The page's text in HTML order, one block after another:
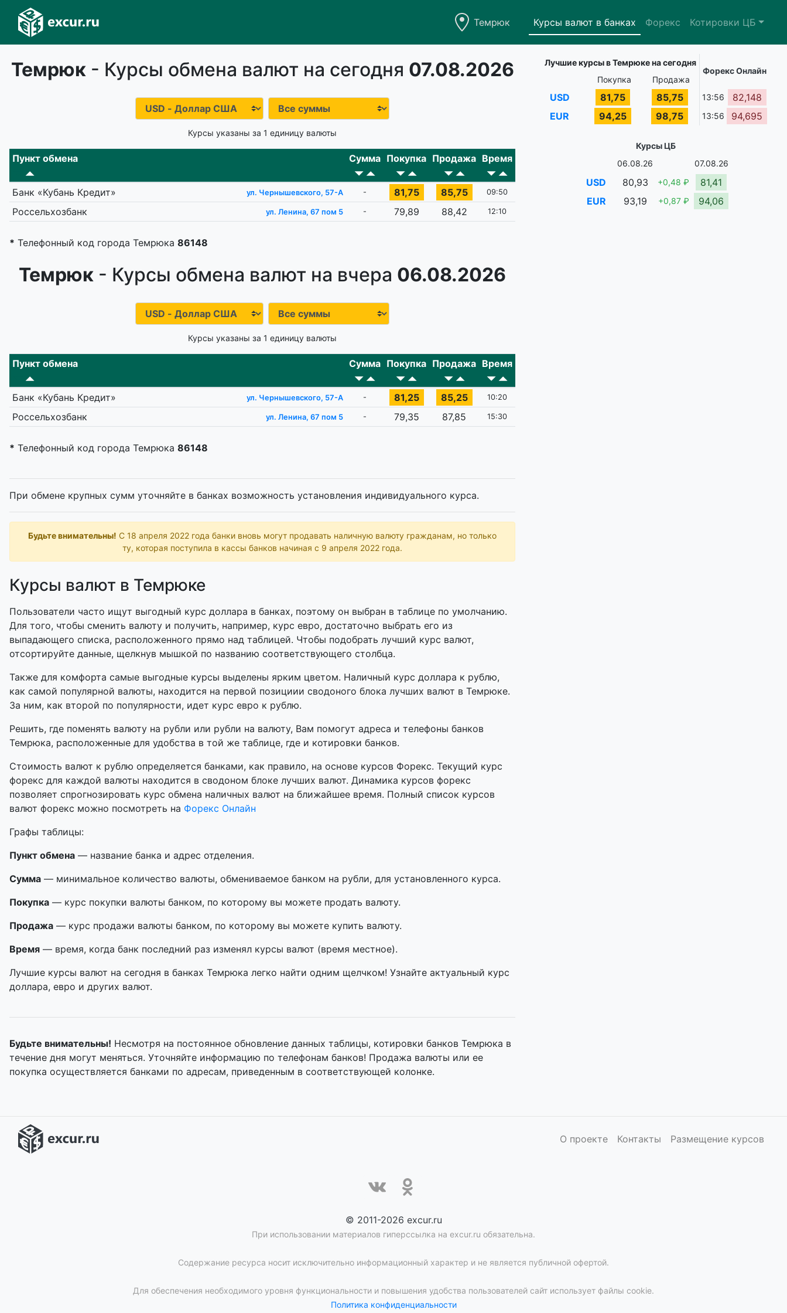
Темрюк Курсы валют в банках Форекс Котировки ЦБ
Темрюк- Курсы обмена валют на сегодня 07.08.2026
Курсы указаны за 1 единицу валюты
Пункт обмена Сумма Покупка Продажа Время
Банк «Кубань Кредит» ул. Чернышевского, 57-A - 81,75 85,75 09:50
Россельхозбанк ул. Ленина, 67 пом 5 - 79,89 88,42 12:10
* Телефонный код города Темрюка 86148
Темрюк - Курсы обмена валют на вчера 06.08.2026
Курсы указаны за 1 единицу валюты
Пункт обмена Сумма Покупка Продажа Время
Банк «Кубань Кредит» ул. Чернышевского, 57-A - 81,25 85,25 10:20
Россельхозбанк ул. Ленина, 67 пом 5 - 79,35 87,85 15:30
* Телефонный код города Темрюка 86148
При обмене крупных сумм уточняйте в банках возможность установления индивидуального курса.
Будьте внимательны! С 18 апреля 2022 года банки вновь могут продавать наличную валюту гражданам, но только
ту, которая поступила в кассы банков начиная с 9 апреля 2022 года.
Курсы валют в Темрюке
Пользователи часто ищут выгодный курс доллара в банках, поэтому он выбран в таблице по умолчанию.
Для того, чтобы сменить валюту и получить, например, курс евро, достаточно выбрать его из
выпадающего списка, расположенного прямо над таблицей. Чтобы подобрать лучший курс валют,
отсортируйте данные, щелкнув мышкой по названию соответствующего столбца.
Также для комфорта самые выгодные курсы выделены ярким цветом. Наличный курс доллара к рублю,
как самой популярной валюты, находится на первой позициии сводоного блока лучших валют в Темрюке.
За ним, как второй по популярности, идет курс евро к рублю.
Решить, где поменять валюту на рубли или рубли на валюту, Вам помогут адреса и телефоны банков
Темрюка, расположенные для удобства в той же таблице, где и котировки банков.
Стоимость валют к рублю определяется банками, как правило, на основе курсов Форекс. Текущий курс
форекс для каждой валюты находится в сводоном блоке лучших валют. Динамика курсов форекс
позволяет спрогнозировать курс обмена наличных валют на ближайшее время. Полный список курсов
валют форекс можно посмотреть на Форекс Онлайн
Графы таблицы:
Пункт обмена — название банка и адрес отделения.
Сумма — минимальное количество валюты, обмениваемое банком на рубли, для установленного курса.
Покупка — курс покупки валюты банком, по которому вы можете продать валюту.
Продажа — курс продажи валюты банком, по которому вы можете купить валюту.
Время — время, когда банк последний раз изменял курсы валют (время местное).
Лучшие курсы валют на сегодня в банках Темрюка легко найти одним щелчком! Узнайте актуальный курс
доллара, евро и других валют.
Будьте внимательны! Несмотря на постоянное обновление данных таблицы, котировки банков Темрюка в
течение дня могут меняться. Уточняйте информацию по телефонам банков! Продажа валюты или ее
покупка осуществляется банками по адресам, приведенным в соответствующей колонке.
Лучшие курсы в Темрюке на сегодня
Форекс Онлайн
Покупка
Продажа
USD 81,75 85,75 13:56
82,148
EUR
94,25 98,75 13:56 94,695
Курсы ЦБ
06.08.26
07.08.26
USD 80,93 +0,48 ₽
81,41
EUR
93,19 +0,87 ₽ 94,06
О проекте Контакты Размещение курсов
© 2011-2026 excur.ru
При использовании материалов гиперссылка на excur.ru обязательна.
Содержание ресурса носит исключительно информационный характер и не является публичной офертой.
Для обеспечения необходимого уровня функциональности и повышения удобства пользователей сайт использует файлы cookie.
Политика конфиденциальности